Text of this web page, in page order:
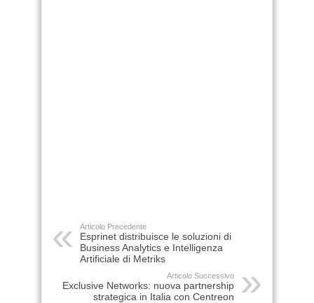
Articolo Precedente
Esprinet distribuisce le soluzioni di
Business Analytics e Intelligenza
Artificiale di Metriks
Articolo Successivo
Exclusive Networks: nuova partnership
strategica in Italia con Centreon